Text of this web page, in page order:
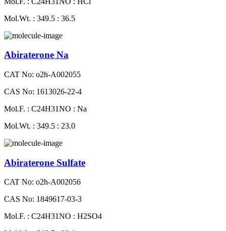
Mol.Wt. : 349.5 : 36.5
Abiraterone Na
CAT No: o2h-A002055
CAS No: 1613026-22-4
Mol.F. : C24H31NO : Na
Mol.Wt. : 349.5 : 23.0
Abiraterone Sulfate
CAT No: o2h-A002056
CAS No: 1849617-03-3
Mol.F. : C24H31NO : H2SO4